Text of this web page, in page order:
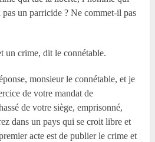
pas un parricide ? Ne commet-il pas
un crime, dit le connétable.
monsieur le connétable, et je
de votre mandat de
de votre siège, emprisonné,
dans un pays qui se croit libre et
acte est de publier le crime et